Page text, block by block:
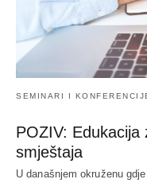
SEMINARI I
POZIV: Edukacija
smještaja
U današnjem okruženu